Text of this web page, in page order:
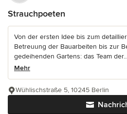
Strauchpoeten
Von der ersten Idee bis zum
Betreuung der Bauarbeiten bis zur
gedeihenden Gartens: das Team
Mehr
Wühlischstraße 5, 10245 Berlin